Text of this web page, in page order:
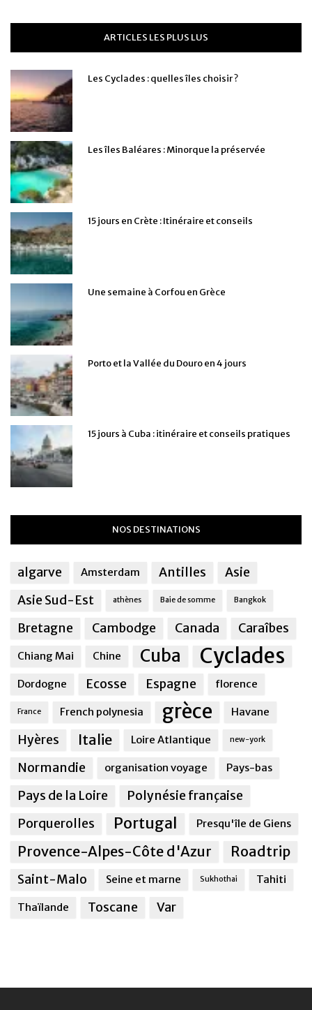
ARTICLES LES PLUS LUS
Les Cyclades : quelles îles choisir ?
Les îles Baléares : Minorque la préservée
15 jours en Crète : Itinéraire et conseils
Une semaine à Corfou en Grèce
Porto et la Vallée du Douro en 4 jours
15 jours à Cuba : itinéraire et conseils pratiques
NOS DESTINATIONS
algarve Amsterdam Antilles
Asie
Asie Sud-Est
athènes Baie de somme Bangkok
Bretagne Cambodge Canada Caraîbes
Chiang Mai Chine Cuba Cyclades
Dordogne Ecosse Espagne florence
France French polynesia grèce Havane
Hyères Italie Loire Atlantique new-york
Normandie organisation voyage Pays-bas
Pays de la Loire
Polynésie française
Porquerolles
Portugal Presqu'île de Giens
Provence-Alpes-Côte d'Azur Roadtrip
Saint-Malo Seine et marne Sukhothai Tahiti
Thaïlande Toscane Var